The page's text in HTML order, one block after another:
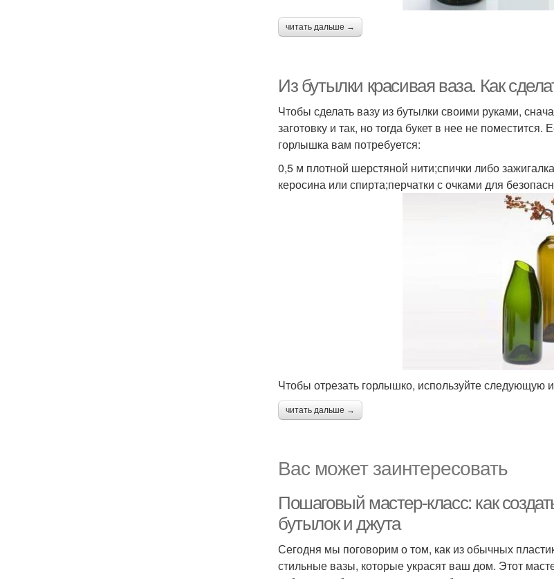
читать дальше →
Из бутылки красивая ваза. Как
Чтобы сделать вазу из бутылки своими руками,
заготовку и так, но тогда букет в нее не
горлышка вам потребуется:
0,5 м плотной шерстяной нити;спички либо
керосина или спирта;перчатки с очками для
Чтобы отрезать горлышко, используйте следующую
читать дальше →
Вас может заинтересовать
Пошаговый мастер-класс: как
бутылок и джута
Сегодня мы поговорим о том, как из обычных
стильные вазы, которые украсят ваш дом. Этот